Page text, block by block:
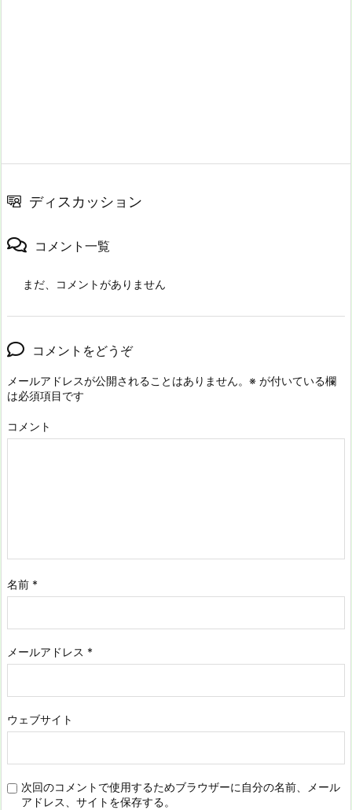
ディスカッション
コメント一覧
まだ、コメントがありません
コメントをどうぞ
メールアドレスが公開されることはありません。 ※ が付いている欄
は必須項目です
コメント
名前 *
メールアドレス *
ウェブサイト
次回のコメントで使用するためブラウザーに自分の名前、メール
アドレス、サイトを保存する。